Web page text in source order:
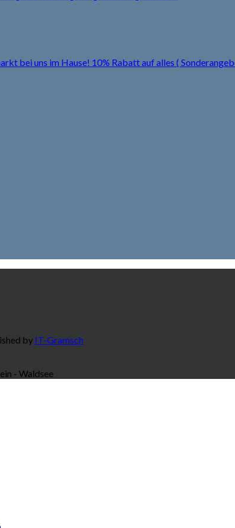
bei uns im Hause! 10% Rabatt auf alles (
by IT-Gramsch
- Waldsee